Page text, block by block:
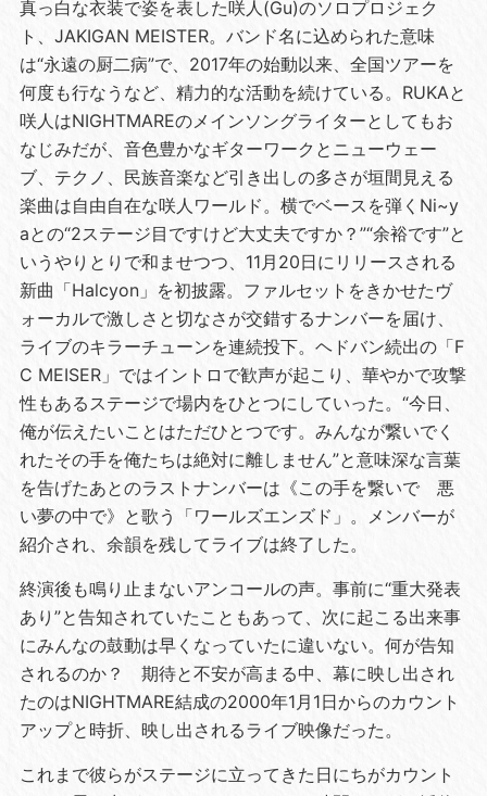
真っ白な衣装で姿を表した咲人(Gu)のソロプロジェク
ト、JAKIGAN MEISTER。バンド名に込められた意味
は“永遠の厨二病”で、2017年の始動以来、全国ツアーを
何度も行なうなど、精力的な活動を続けている。RUKAと
咲人はNIGHTMAREのメインソングライターとしてもお
なじみだが、音色豊かなギターワークとニューウェー
ブ、テクノ、民族音楽など引き出しの多さが垣間見える
楽曲は自由自在な咲人ワールド。横でベースを弾くNi~y
aとの“2ステージ目ですけど大丈夫ですか？”“余裕です”と
いうやりとりで和ませつつ、11月20日にリリースされる
新曲「Halcyon」を初披露。ファルセットをきかせたヴ
ォーカルで激しさと切なさが交錯するナンバーを届け、
ライブのキラーチューンを連続投下。ヘドバン続出の「F
C MEISER」ではイントロで歓声が起こり、華やかで攻撃
性もあるステージで場内をひとつにしていった。“今日、
俺が伝えたいことはただひとつです。みんなが繋いでく
れたその手を俺たちは絶対に離しません”と意味深な言葉
を告げたあとのラストナンバーは《この手を繋いで 悪
い夢の中で》と歌う「ワールズエンズド」。メンバーが
紹介され、余韻を残してライブは終了した。
終演後も鳴り止まないアンコールの声。事前に“重大発表
あり”と告知されていたこともあって、次に起こる出来事
にみんなの鼓動は早くなっていたに違いない。何が告知
されるのか？ 期待と不安が高まる中、幕に映し出され
たのはNIGHTMARE結成の2000年1月1日からのカウント
アップと時折、映し出されるライブ映像だった。
これまで彼らがステージに立ってきた日にちがカウント